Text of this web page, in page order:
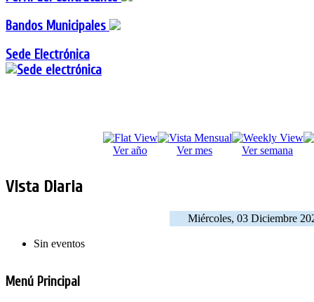
Bandos Municipales
Sede Electrónica
Ver año Ver mes Ver semana
Vista Diaria
Miércoles, 03 Diciembre
Sin eventos
Menú Principal